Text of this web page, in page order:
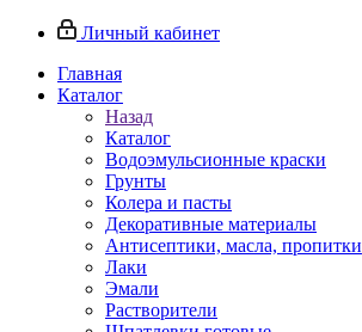
Личный кабинет
Главная
Каталог
Назад
Каталог
Водоэмульсионные краски
Грунты
Колера и пасты
Декоративные материалы
Антисептики, масла, пропитки
Лаки
Эмали
Растворители